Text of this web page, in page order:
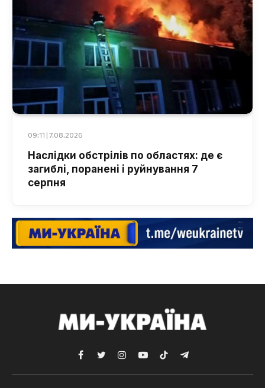
09:11 | 7.08.2026
Наслідки обстрілів по областях: де є
загиблі, поранені і руйнування 7
серпня
FacebookTwitterInstagramYouTubeTikTokTelegram